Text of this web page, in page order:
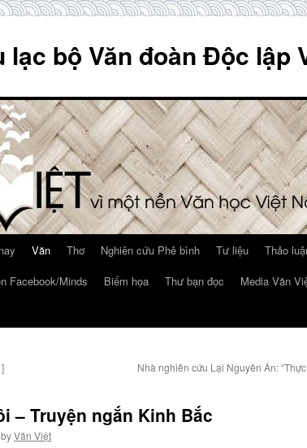
lạc bộ Văn đoàn Độc lập
Văn Thơ Nghiên cứu Phê bình Tư liệu Thảo
Facebook/Minds Biếm họa Thư bạn đọc Media Văn
Nhà nghiên cứu Lại Nguyên Ân:
– Truyện ngắn Kinh Bắc
byVăn Việt